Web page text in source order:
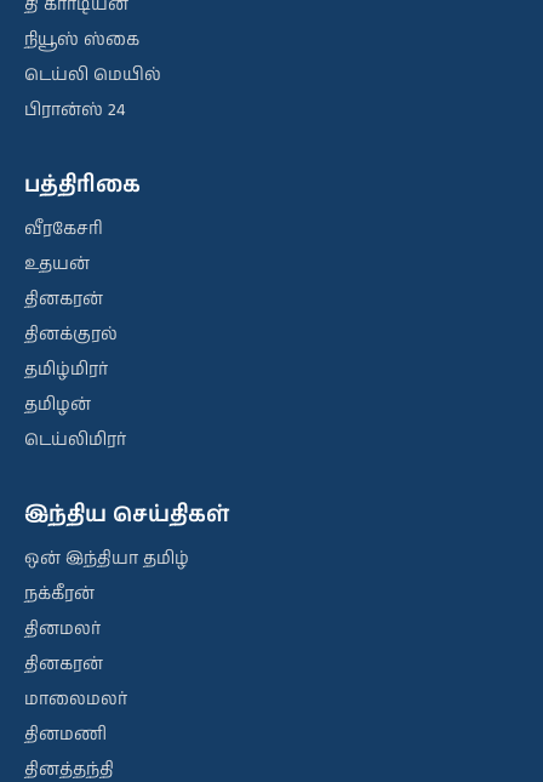
நியூஸ் ஸ்கை
டெய்லி மெயில்
பிரான்ஸ் 24
பத்திரிகை
வீரகேசரி
உதயன்
தினகரன்
தினக்குரல்
தமிழ்மிரர்
தமிழன்
டெய்லிமிரர்
இந்திய செய்திகள்
ஒன் இந்தியா தமிழ்
நக்கீரன்
தினமலர்
தினகரன்
மாலைமலர்
தினமணி
தினத்தந்தி